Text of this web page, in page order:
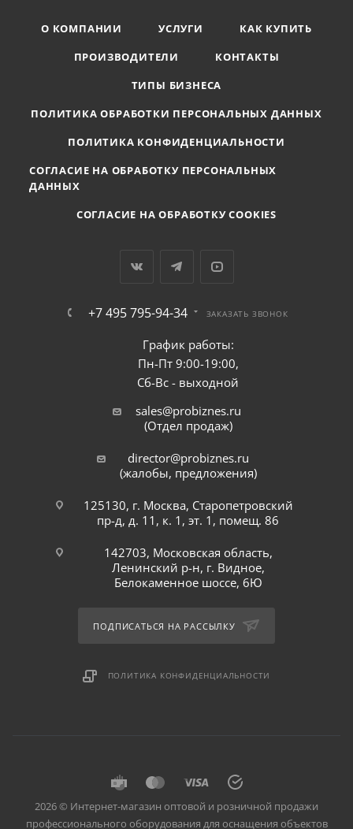
О КОМПАНИИ УСЛУГИ
КАК КУПИТЬ
ПРОИЗВОДИТЕЛИ
КОНТАКТЫ
ТИПЫ БИЗНЕСА
ПОЛИТИКА ОБРАБОТКИ ПЕРСОНАЛЬНЫХ ДАННЫХ
ПОЛИТИКА КОНФИДЕНЦИАЛЬНОСТИ
СОГЛАСИЕ НА ОБРАБОТКУ ПЕРСОНАЛЬНЫХ
ДАННЫХ
СОГЛАСИЕ НА ОБРАБОТКУ COOKIES
+7 495 795-94-34 ЗАКАЗАТЬ ЗВОНОК
График работы:
Пн-Пт 9:00-19:00,
Сб-Вс - выходной
sales@probiznes.ru
(Отдел продаж)
director@probiznes.ru
(жалобы, предложения)
125130, г. Москва, Старопетровский
пр-д, д. 11, к. 1, эт. 1, помещ. 86
142703, Московская область,
Ленинский р-н, г. Видное,
Белокаменное шоссе, 6Ю
ПОДПИСАТЬСЯ НА РАССЫЛКУ
ПОЛИТИКА КОНФИДЕНЦИАЛЬНОСТИ
2026 © Интернет-магазин оптовой и розничной продажи
профессионального оборудования для оснащения объектов